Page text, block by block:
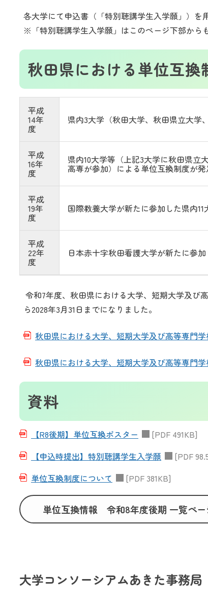
各大学にて申込書（「特別聴講学生入学願」）を
※「特別聴講学生入学願」はこのページ下部から
秋田県における単位互換
平成
14年
度
県内3大学（秋田大学、秋田県立大学
平成
16年
度
県内10大学等（上記3大学に秋田県
高専が参加）による単位互換制度が発
平成
19年
度
国際教養大学が新たに参加した県内
平成
22年
度
日本赤十字秋田看護大学が新たに参
令和7年度、秋田県における大学、短期大学及び
ら2028年3月31日までになりました。
秋田県における大学、短期大学及び高等専門
秋田県における大学、短期大学及び高等専門
資料
【R8後期】単位互換ポスター
[PDF 491KB]
【申込時提出】特別聴講学生入学願
[PDF
単位互換制度について
[PDF 381KB]
単位互換情報 令和8年度後期 一覧ペー
大学コンソーシアムあきた事務局